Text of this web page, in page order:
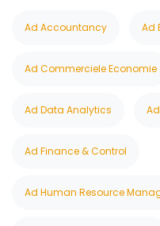
Ad Accountancy Ad
Ad Commerciele Economie
Ad Data Analytics
Ad Finance & Control
Ad Human Resource